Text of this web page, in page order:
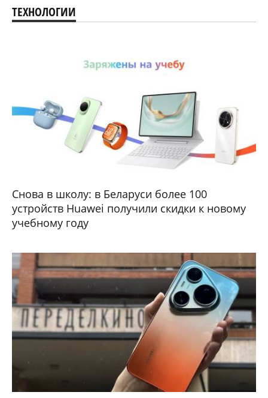
ТЕХНОЛОГИИ
Снова в школу: в Беларуси более 100
устройств Huawei получили скидки к новому
учебному году